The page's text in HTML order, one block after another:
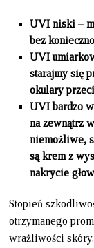
UVI niski –
bez
UVI
starajmy się
okulary
UVI bardzo
na zewnątrz
niemożliwe,
są krem z
nakrycie
Stopień
otrzymanego
wrażliwości